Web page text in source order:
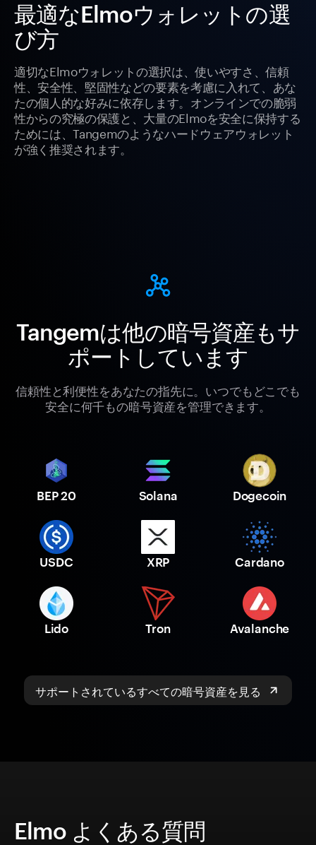
最適なElmoウォレットの選
び方
適切なElmoウォレットの選択は、使いやすさ、信頼
性、安全性、堅固性などの要素を考慮に入れて、あな
たの個人的な好みに依存します。オンラインでの脆弱
性からの究極の保護と、大量のElmoを安全に保持する
ためには、Tangemのようなハードウェアウォレット
が強く推奨されます。
Tangemは他の暗号資産もサ
ポートしています
信頼性と利便性をあなたの指先に。いつでもどこでも
安全に何千もの暗号資産を管理できます。
BEP 20 Solana Dogecoin
USDC XRP Cardano
Lido Tron Avalanche
サポートされているすべての暗号資産を見る
Elmo よくある質問